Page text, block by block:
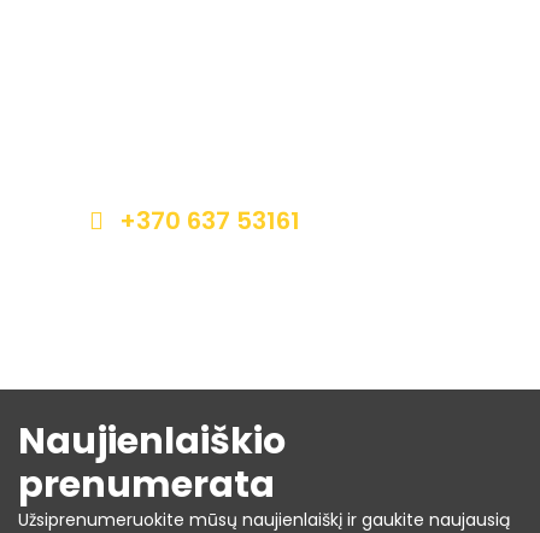
+370 637 53161
Naujienlaiškio
prenumerata
Užsiprenumeruokite mūsų naujienlaiškį ir gaukite naujausią